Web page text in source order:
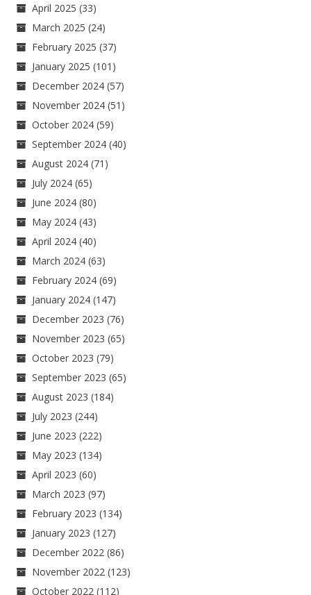
April 2025 (33)
March 2025 (24)
February 2025 (37)
January 2025 (101)
December 2024 (57)
November 2024 (51)
October 2024 (59)
September 2024 (40)
August 2024 (71)
July 2024 (65)
June 2024 (80)
May 2024 (43)
April 2024 (40)
March 2024 (63)
February 2024 (69)
January 2024 (147)
December 2023 (76)
November 2023 (65)
October 2023 (79)
September 2023 (65)
August 2023 (184)
July 2023 (244)
June 2023 (222)
May 2023 (134)
April 2023 (60)
March 2023 (97)
February 2023 (134)
January 2023 (127)
December 2022 (86)
November 2022 (123)
October 2022 (112)